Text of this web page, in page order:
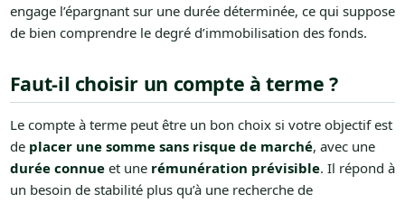
engage l’épargnant sur une durée déterminée, ce qui suppose
de bien comprendre le degré d’immobilisation des fonds.
Faut-il choisir un compte à terme ?
Le compte à terme peut être un bon choix si votre objectif est
de placer une somme sans risque de marché, avec une
durée connueet une rémunération prévisible. Il répond à
un besoin de stabilité plus qu’à une recherche de